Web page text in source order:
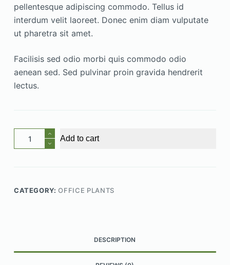
pellentesque adipiscing commodo. Tellus id
interdum velit laoreet. Donec enim diam vulputate
ut pharetra sit amet.
Facilisis sed odio morbi quis commodo odio
aenean sed. Sed pulvinar proin gravida hendrerit
lectus.
Augue
Neque
Add to cart
CATEGORY:OFFICE PLANTS
DESCRIPTION